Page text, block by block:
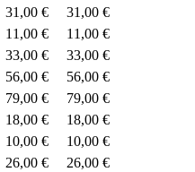
31,00 €
31,00 €
11,00 €
11,00 €
33,00 €
33,00 €
56,00 €
56,00 €
79,00 €
79,00 €
18,00 €
18,00 €
10,00 €
10,00 €
26,00 €
26,00 €